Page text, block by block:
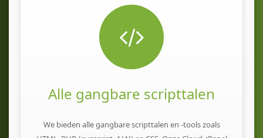
Alle gangbare scripttalen
We bieden alle gangbare scripttalen en -tools zoals